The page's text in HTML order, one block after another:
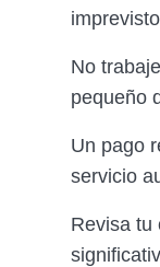
No
pequeño
Un pago
servicio
Revisa tu